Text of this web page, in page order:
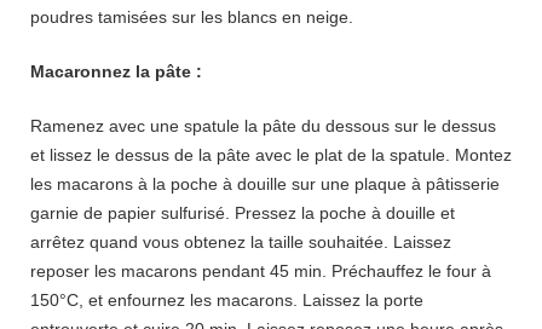
poudres tamisées sur les blancs en neige.
Macaronnez la pâte :
Ramenez avec une spatule la pâte du dessous sur le dessus
et lissez le dessus de la pâte avec le plat de la spatule. Montez
les macarons à la poche à douille sur une plaque à pâtisserie
garnie de papier sulfurisé. Pressez la poche à douille et
arrêtez quand vous obtenez la taille souhaitée. Laissez
reposer les macarons pendant 45 min. Préchauffez le four à
150°C, et enfournez les macarons. Laissez la porte